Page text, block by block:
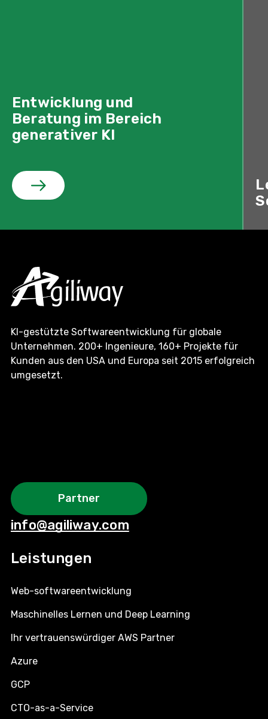
Entwicklung und
Beratung im Bereich
generativer KI
Entwicklung und Beratung
KI-gestützte Softwareentwicklung für globale
Unternehmen. 200+ Ingenieure, 160+ Projekte für
Kunden aus den USA und Europa seit 2015 erfolgreich
umgesetzt.
Partner
info@agiliway.com
Leistungen
Web-softwareentwicklung
Maschinelles Lernen und Deep Learning
Ihr vertrauenswürdiger AWS Partner
Azure
GCP
CTO-as-a-Service